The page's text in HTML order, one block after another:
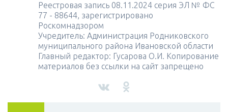
Реестровая запись 08.11.2024 серия ЭЛ № ФС
77 - 88644, зарегистрировано
Роскомнадзором
Учредитель: Администрация Родниковского
муниципального района Ивановской области
Главный редактор: Гусарова О.И. Копирование
материалов без ссылки на сайт запрещено